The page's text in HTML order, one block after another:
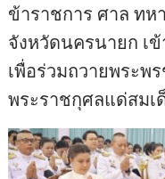
ข้าราชการ ศาล ทห
จังหวัดนครนายก เ
เพื่อร่วมถวายพระพ
พระราชกุศลแด่สมเ